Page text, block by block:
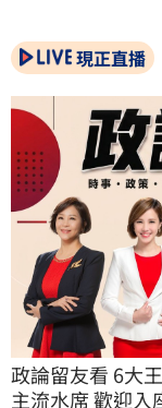
現正直播
政論留友看 6大
主流水席 歡迎入